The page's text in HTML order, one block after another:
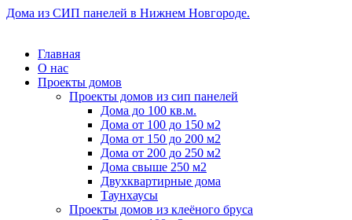
Дома из СИП панелей в Нижнем Новгороде.
Главная
О нас
Проекты домов
Проекты домов из сип панелей
Дома до 100 кв.м.
Дома от 100 до 150 м2
Дома от 150 до 200 м2
Дома от 200 до 250 м2
Дома свыше 250 м2
Двухквартирные дома
Таунхаусы
Проекты домов из клеёного бруса